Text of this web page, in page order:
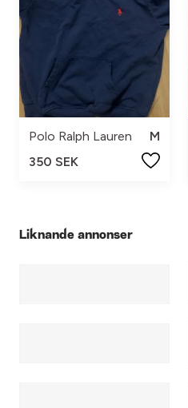
Polo Ralph Lauren
M
350 SEK
Liknande annonser